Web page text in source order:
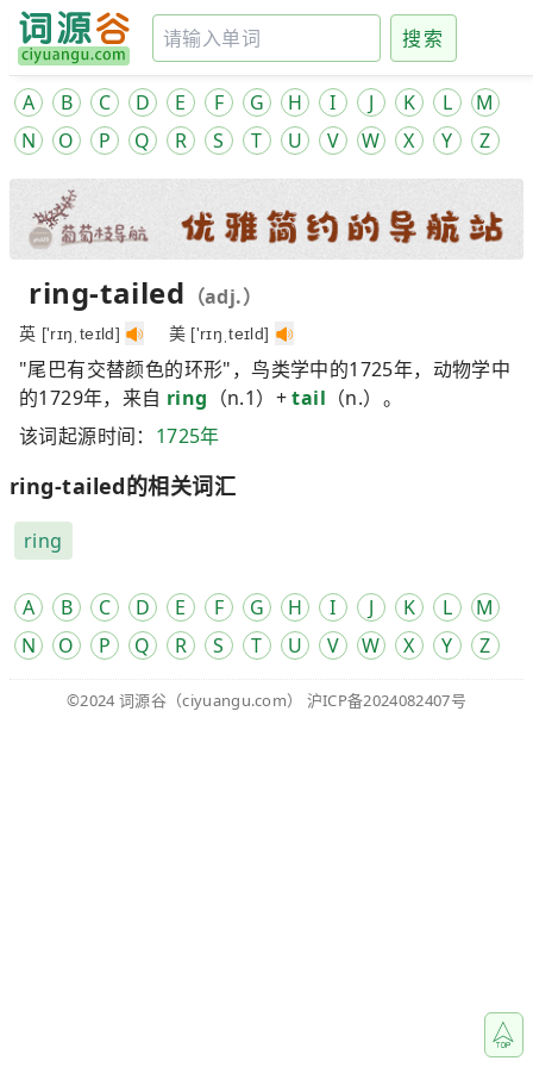
搜索
A B C D E F G H I J K L
M
N
O P Q R S T U V W X Y Z
ring-tailed （adj.）
英 ['rɪŋˌteɪld] 美 ['rɪŋˌteɪld]
"尾巴有交替颜色的环形"，鸟类学中的1725年，动物学中
的1729年，来自 ring （n.1）+tail （n.）。
该词起源时间： 1725年
ring-tailed的相关词汇
ring
A B C D E F G H I J K L
M
N
O P Q R S T U V W X Y Z
©2024 词源谷 （ciyuangu.com） 沪ICP备2024082407号